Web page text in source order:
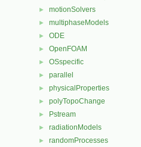
► motionSolvers
► multiphaseModels
► ODE
► OpenFOAM
► OSspecific
► parallel
► physicalProperties
► polyTopoChange
► Pstream
► radiationModels
► randomProcesses